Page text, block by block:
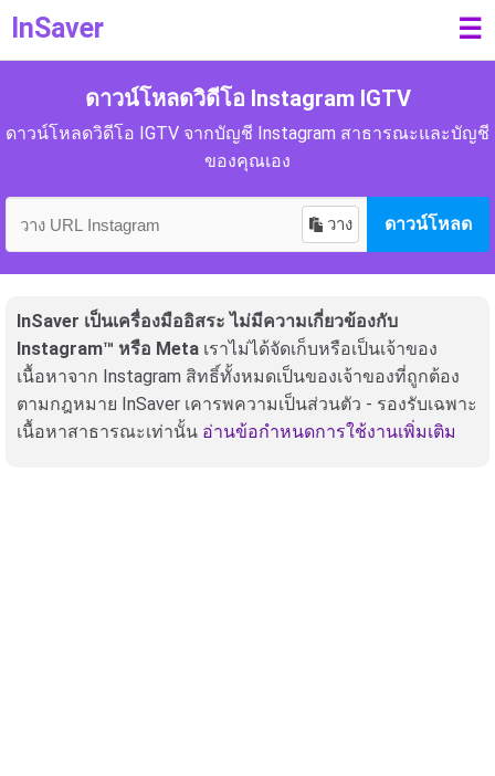
InSaver ☰
ดาวน์โหลดวิดีโอ Instagram IGTV
ดาวน์โหลดวิดีโอ IGTV จากบัญชี Instagram สาธารณะและบัญชี
ของคุณเอง
วาง ดาวน์โหลด
InSaver เป็นเครื่องมืออิสระ ไม่มีความเกี่ยวข้องกับ
Instagram™ หรือ Meta เราไม่ได้จัดเก็บหรือเป็นเจ้าของ
เนื้อหาจาก Instagram สิทธิ์ทั้งหมดเป็นของเจ้าของที่ถูกต้อง
ตามกฎหมาย InSaver เคารพความเป็นส่วนตัว - รองรับเฉพาะ
เนื้อหาสาธารณะเท่านั้น อ่านข้อกำหนดการใช้งานเพิ่มเติม